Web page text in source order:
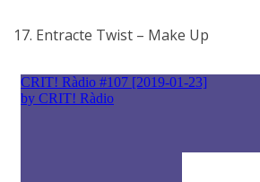
17. Entracte Twist – Make Up